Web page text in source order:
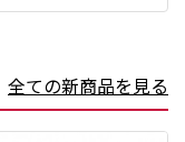
全ての新商品を見る